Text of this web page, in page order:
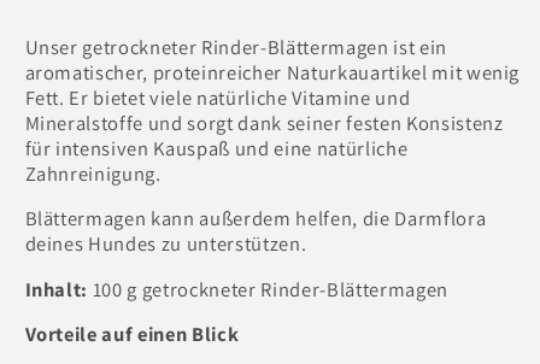
Unser getrockneter Rinder-Blättermagen ist ein
aromatischer, proteinreicher Naturkauartikel mit wenig
Fett. Er bietet viele natürliche Vitamine und
Mineralstoffe und sorgt dank seiner festen Konsistenz
für intensiven Kauspaß und eine natürliche
Zahnreinigung.
Blättermagen kann außerdem helfen, die Darmflora
deines Hundes zu unterstützen.
Inhalt: 100 g getrockneter Rinder-Blättermagen
Vorteile auf einen Blick